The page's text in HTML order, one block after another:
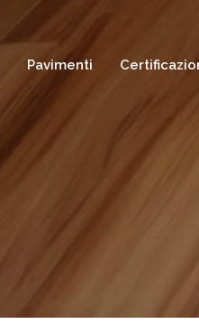
Pavimenti